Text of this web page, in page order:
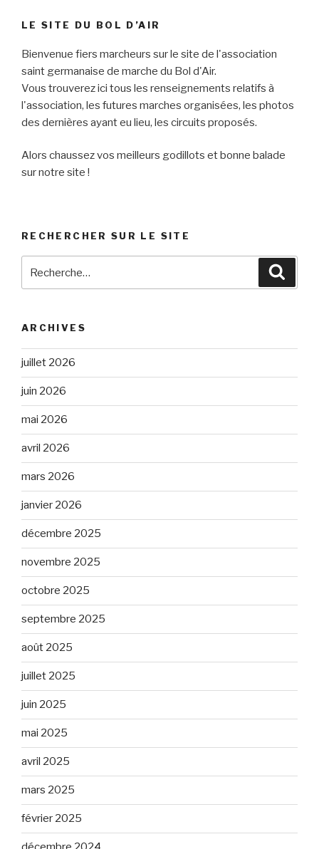
LE SITE DU BOL D’AIR
Bienvenue fiers marcheurs sur le site de l'association
saint germanaise de marche du Bol d'Air.
Vous trouverez ici tous les renseignements relatifs à
l'association, les futures marches organisées, les photos
des dernières ayant eu lieu, les circuits proposés.
Alors chaussez vos meilleurs godillots et bonne balade
sur notre site !
RECHERCHER SUR LE SITE
pour
ARCHIVES
juillet 2026
juin 2026
mai 2026
avril 2026
mars 2026
janvier 2026
décembre 2025
novembre 2025
octobre 2025
septembre 2025
août 2025
juillet 2025
juin 2025
mai 2025
avril 2025
mars 2025
février 2025